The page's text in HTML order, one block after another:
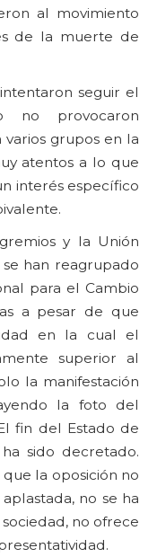
al movimiento
de la muerte de
seguir el
no provocaron
varios grupos en la
atentos a lo que
interés específico
y la Unión
han reagrupado
para el Cambio
a pesar de que
en la cual el
superior al
la manifestación
la foto del
fin del Estado de
sido decretado.
la oposición no
no se ha
no ofrece